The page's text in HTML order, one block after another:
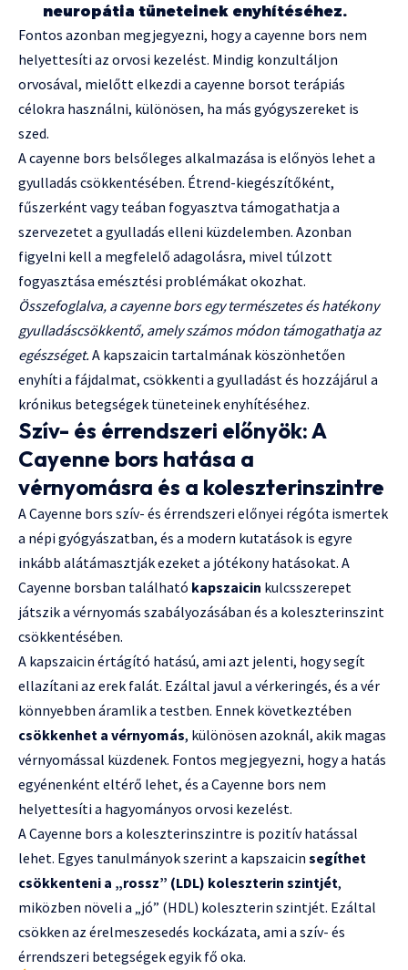
neuropátia tüneteinek enyhítéséhez.
Fontos azonban megjegyezni, hogy a cayenne bors nem
helyettesíti az orvosi kezelést. Mindig konzultáljon
orvosával, mielőtt elkezdi a cayenne borsot terápiás
célokra használni, különösen, ha más gyógyszereket is
szed.
A cayenne bors belsőleges alkalmazása is előnyös lehet a
gyulladás csökkentésében. Étrend-kiegészítőként,
fűszerként vagy teában fogyasztva támogathatja a
szervezetet a gyulladás elleni küzdelemben. Azonban
figyelni kell a megfelelő adagolásra, mivel túlzott
fogyasztása emésztési problémákat okozhat.
Összefoglalva, a cayenne bors egy természetes és hatékony
gyulladáscsökkentő, amely számos módon támogathatja az
egészséget. A kapszaicin tartalmának köszönhetően
enyhíti a fájdalmat, csökkenti a gyulladást és hozzájárul a
krónikus betegségek tüneteinek enyhítéséhez.
Szív- és érrendszeri előnyök: A
Cayenne bors hatása a
vérnyomásra és a koleszterinszintre
A Cayenne bors szív- és érrendszeri előnyei régóta ismertek
a népi gyógyászatban, és a modern kutatások is egyre
inkább alátámasztják ezeket a jótékony hatásokat. A
Cayenne borsban található kapszaicin kulcsszerepet
játszik a vérnyomás szabályozásában és a koleszterinszint
csökkentésében.
A kapszaicin értágító hatású, ami azt jelenti, hogy segít
ellazítani az erek falát. Ezáltal javul a vérkeringés, és a vér
könnyebben áramlik a testben. Ennek következtében
csökkenhet a vérnyomás, különösen azoknál, akik magas
vérnyomással küzdenek. Fontos megjegyezni, hogy a hatás
egyénenként eltérő lehet, és a Cayenne bors nem
helyettesíti a hagyományos orvosi kezelést.
A Cayenne bors a koleszterinszintre is pozitív hatással
lehet. Egyes tanulmányok szerint a kapszaicin segíthet
csökkenteni a „rossz” (LDL) koleszterin szintjét,
miközben növeli a „jó” (HDL) koleszterin szintjét. Ezáltal
csökken az érelmeszesedés kockázata, ami a szív- és
érrendszeri betegségek egyik fő oka.